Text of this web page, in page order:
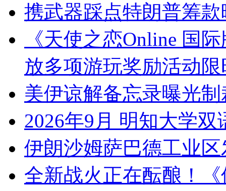
携武器踩点特朗普筹
《天使之恋Online 国
放多项游玩奖励活动
美伊谅解备忘录曝光
2026年9月 明知大学
伊朗沙姆萨巴德工业
全新战火正在酝酿！